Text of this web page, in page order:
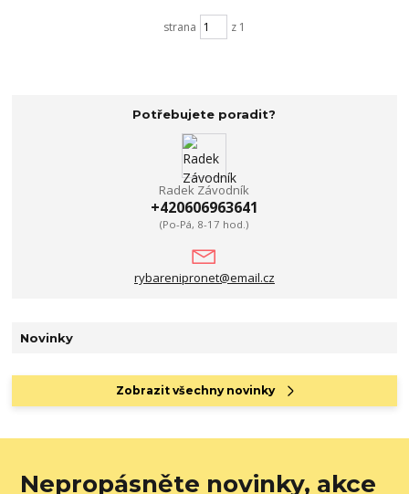
strana z 1
Potřebujete poradit?
Radek Závodník
+420606963641
(Po-Pá, 8-17 hod.)
rybarenipronet@email.cz
Novinky
Zobrazit všechny novinky
Nepropásněte novinky, akce